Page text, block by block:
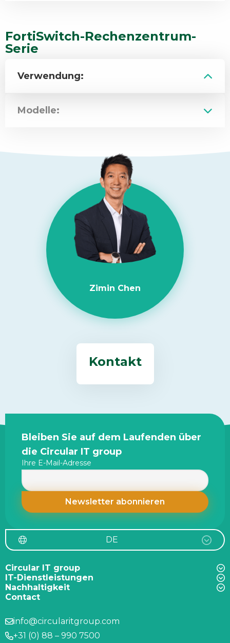
FortiSwitch-Rechenzentrum-
Serie
Verwendung:
Modelle:
Zimin Chen
Kontakt
Site
footer
Bleiben Sie auf dem Laufenden über
die Circular IT group
Ihre E-Mail-Adresse
DE
Circular IT group
IT-Dienstleistungen
Nachhaltigkeit
Contact
info@circularitgroup.com
+31 (0) 88 – 990 7500